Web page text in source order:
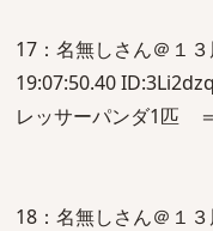
17：名無しさん＠１
19:07:50.40
レッサーパンダ1匹
18：名無しさん＠１